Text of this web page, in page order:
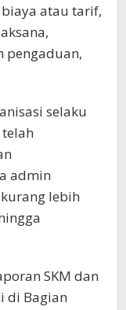
atau tarif,
pengaduan,
selaku
admin
lebih
SKM dan
di Bagian